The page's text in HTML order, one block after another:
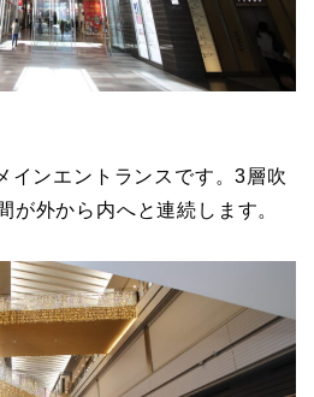
インエントランスです。3層吹
が外から内へと連続します。